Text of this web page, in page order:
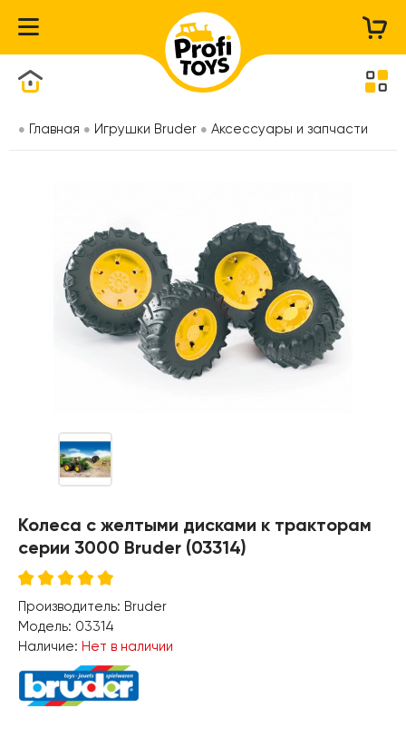
Главная Игрушки Bruder Аксессуары и запчасти
Колеса с желтыми дисками к тракторам
серии 3000 Bruder (03314)
Производитель: Bruder
Модель: 03314
Наличие: Нет в наличии
Каталог товаров